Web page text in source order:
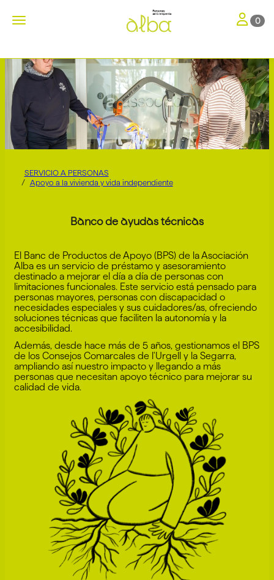
Toggle navigation Toggle
0
SERVICIO A PERSONAS
Apoyo a la vivienda y vida independiente
Banco de ayudas técnicas
El Banc de Productos de Apoyo (BPS) de la Asociación
Alba es un servicio de préstamo y asesoramiento
destinado a mejorar el día a día de personas con
limitaciones funcionales. Este servicio está pensado para
personas mayores, personas con discapacidad o
necesidades especiales y sus cuidadores/as, ofreciendo
soluciones técnicas que faciliten la autonomía y la
accesibilidad.
Además, desde hace más de 5 años, gestionamos el BPS
de los Consejos Comarcales de l'Urgell y la Segarra,
ampliando así nuestro impacto y llegando a más
personas que necesitan apoyo técnico para mejorar su
calidad de vida.